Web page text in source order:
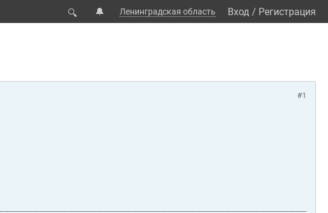
🔍 🔔 Ленинградская область Вход / Регистрация
#1